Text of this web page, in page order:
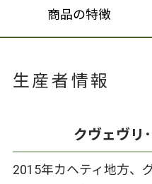
商品の特徴
生産者情報
クヴェヴリ
2015年カヘティ地方、